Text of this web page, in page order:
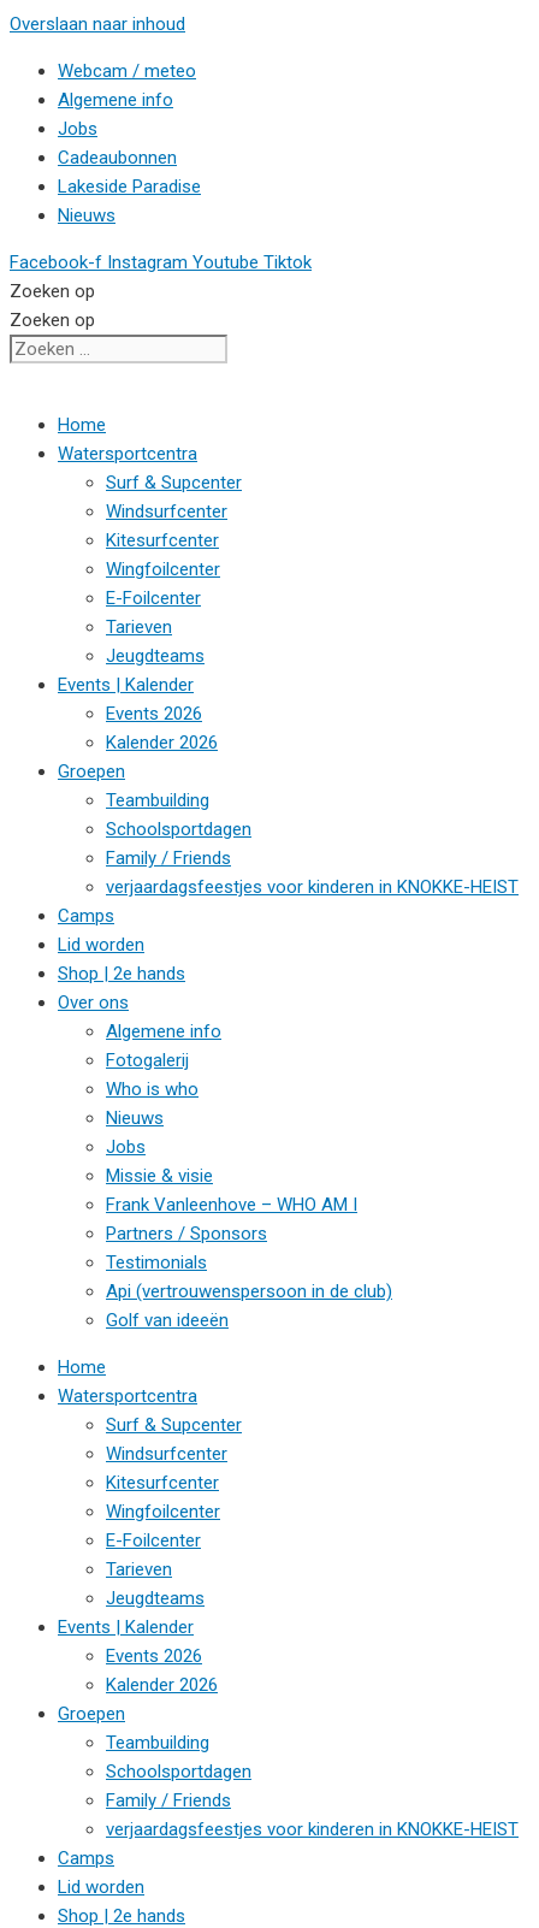
Overslaan naar inhoud
Webcam / meteo
Algemene info
Jobs
Cadeaubonnen
Lakeside Paradise
Nieuws
Facebook-f Instagram Youtube Tiktok
Zoeken op
Zoeken op
Home
Watersportcentra
Surf & Supcenter
Windsurfcenter
Kitesurfcenter
Wingfoilcenter
E-Foilcenter
Tarieven
Jeugdteams
Events | Kalender
Events 2026
Kalender 2026
Groepen
Teambuilding
Schoolsportdagen
Family / Friends
verjaardagsfeestjes voor kinderen in KNOKKE-HEIST
Camps
Lid worden
Shop | 2e hands
Over ons
Algemene info
Fotogalerij
Who is who
Nieuws
Jobs
Missie & visie
Frank Vanleenhove – WHO AM I
Partners / Sponsors
Testimonials
Api (vertrouwenspersoon in de club)
Golf van ideeën
Home
Watersportcentra
Surf & Supcenter
Windsurfcenter
Kitesurfcenter
Wingfoilcenter
E-Foilcenter
Tarieven
Jeugdteams
Events | Kalender
Events 2026
Kalender 2026
Groepen
Teambuilding
Schoolsportdagen
Family / Friends
verjaardagsfeestjes voor kinderen in KNOKKE-HEIST
Camps
Lid worden
Shop | 2e hands